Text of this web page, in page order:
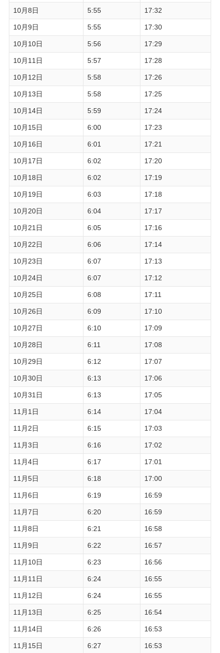
10月8日 5:55 17:32
10月9日 5:55 17:30
10月10日 5:56 17:29
10月11日 5:57 17:28
10月12日 5:58 17:26
10月13日 5:58 17:25
10月14日 5:59 17:24
10月15日 6:00 17:23
10月16日 6:01 17:21
10月17日 6:02 17:20
10月18日 6:02 17:19
10月19日 6:03 17:18
10月20日 6:04 17:17
10月21日 6:05 17:16
10月22日 6:06 17:14
10月23日 6:07 17:13
10月24日 6:07 17:12
10月25日 6:08 17:11
10月26日 6:09 17:10
10月27日 6:10 17:09
10月28日 6:11 17:08
10月29日 6:12 17:07
10月30日 6:13 17:06
10月31日 6:13 17:05
11月1日 6:14 17:04
11月2日 6:15 17:03
11月3日 6:16 17:02
11月4日 6:17 17:01
11月5日 6:18 17:00
11月6日 6:19 16:59
11月7日 6:20 16:59
11月8日 6:21 16:58
11月9日 6:22 16:57
11月10日 6:23 16:56
11月11日 6:24 16:55
11月12日 6:24 16:55
11月13日 6:25 16:54
11月14日 6:26 16:53
11月15日 6:27 16:53